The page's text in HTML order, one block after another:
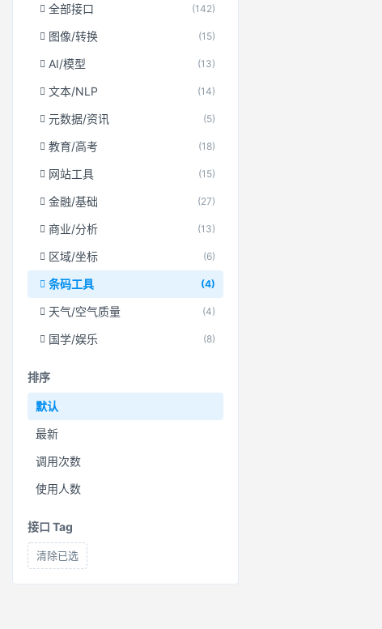
全部接口 (142)
图像/转换 (15)
AI/模型 (13)
文本/NLP (14)
元数据/资讯 (5)
教育/高考 (18)
网站工具 (15)
金融/基础 (27)
商业/分析 (13)
区域/坐标 (6)
条码工具 (4)
天气/空气质量 (4)
国学/娱乐 (8)
排序
默认
最新
调用次数
使用人数
接口 Tag
清除已选